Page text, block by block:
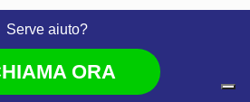
Serve aiuto?
ORA